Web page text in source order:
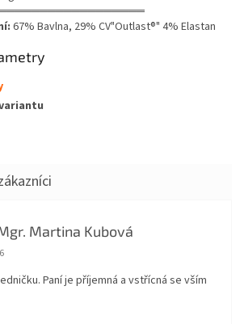
67% Bavlna, 29% CV"Outlast®" 4% Elastan
Martina Kubová
obchodu je 5 z 5 hvězdiček.
Paní je příjemná a vstřícná se vším